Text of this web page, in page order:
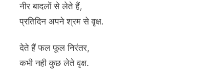
नीर बादलों से लेते हैं,
प्रतिदिन अपने श्रम से वृक्ष.
देते हैं फल फूल निरंतर,
कभी नही कुछ लेते वृक्ष.